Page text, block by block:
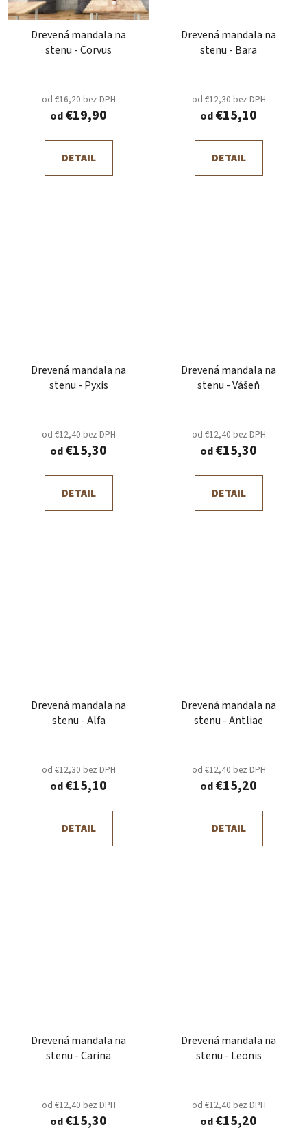
Drevená mandala na
stenu - Corvus
od €16,20 bez DPH
od€19,90
DETAIL
Drevená mandala na
stenu - Bara
od €12,30 bez DPH
od€15,10
DETAIL
Drevená mandala na
stenu - Pyxis
od €12,40 bez DPH
od€15,30
DETAIL
Drevená mandala na
stenu - Vášeň
od €12,40 bez DPH
od€15,30
DETAIL
Drevená mandala na
stenu - Alfa
od €12,30 bez DPH
od€15,10
DETAIL
Drevená mandala na
stenu - Antliae
od €12,40 bez DPH
od€15,20
DETAIL
Drevená mandala na
stenu - Carina
od €12,40 bez DPH
od€15,30
Drevená mandala na
stenu - Leonis
od €12,40 bez DPH
od€15,20